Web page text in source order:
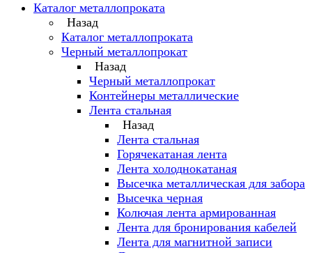
Каталог металлопроката
Назад
Каталог металлопроката
Черный металлопрокат
Назад
Черный металлопрокат
Контейнеры металлические
Лента стальная
Назад
Лента стальная
Горячекатаная лента
Лента холоднокатаная
Высечка металлическая для забора
Высечка черная
Колючая лента армированная
Лента для бронирования кабелей
Лента для магнитной записи